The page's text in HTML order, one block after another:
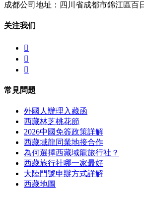
成都公司地址：四川省成都市錦江區百
关注我们



常見問題
外國人辦理入藏函
西藏林芝桃花節
2026中國免簽政策詳解
西藏域龍同業地接合作
為何選擇西藏域龍旅行社？
西藏旅行社哪一家最好
大陸門號申辦方式詳解
西藏地圖